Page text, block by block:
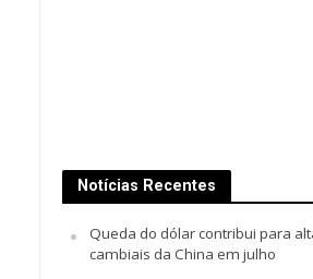
Notícias Recentes
Queda do dólar contribui para
cambiais da China em julho